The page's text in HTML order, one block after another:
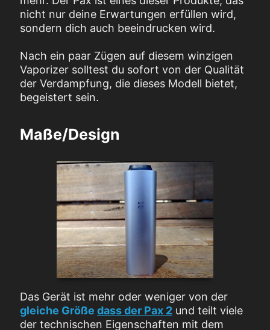
nicht nur deine Erwartungen erfüllen wird,
sondern dich auch beeindrucken wird.
Nach ein paar Zügen auf diesem winzigen
Vaporizer solltest du sofort von der Qualität
der Verdampfung, die dieses Modell bietet,
begeistert sein.
Maße/Design
Das Gerät ist mehr oder weniger von der
gleiche Größe dass der Pax 2 und teilt viele
der technischen Eigenschaften mit dem